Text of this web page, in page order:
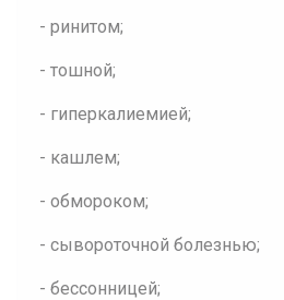
- ринитом;
- тошной;
- гиперкалиемией;
- кашлем;
- обмороком;
- сывороточной болезнью;
- бессонницей;